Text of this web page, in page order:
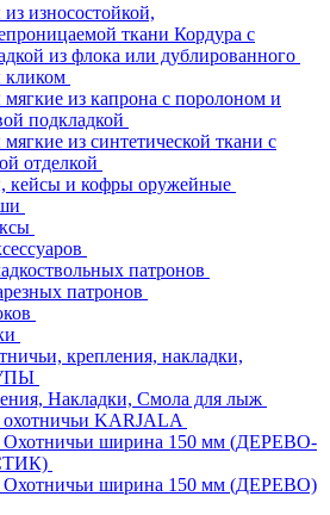
износостойкой,
ткани Кордура с
из флока или дублированного
кликом
из капрона с поролоном и
подкладкой
из синтетической ткани с
отделкой
кейсы и кофры оружейные
патронов
патронов
крепления, накладки,
Накладки, Смола для лыж
KARJALA
ширина 150 мм (ДЕРЕВО-
ширина 150 мм (ДЕРЕВО)